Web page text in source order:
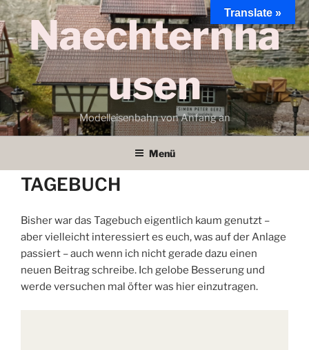
Zum
Inhalt
springenNaechternha
usen
Modelleisenbahn von Anfang an
Menü
TAGEBUCH
Bisher war das Tagebuch eigentlich kaum genutzt –
aber vielleicht interessiert es euch, was auf der Anlage
passiert – auch wenn ich nicht gerade dazu einen
neuen Beitrag schreibe. Ich gelobe Besserung und
werde versuchen mal öfter was hier einzutragen.
Translate »